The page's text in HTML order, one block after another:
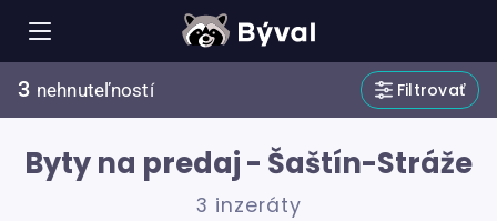
3 nehnuteľností Filtrovať
Byty na predaj - Šaštín-Stráže
3 inzeráty